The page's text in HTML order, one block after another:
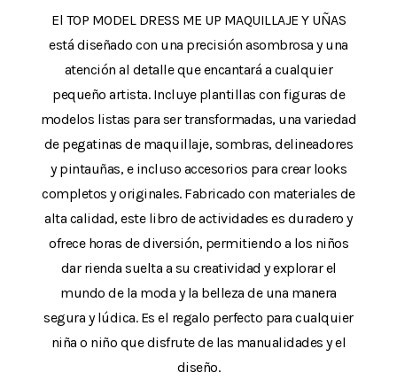
El TOP MODEL DRESS ME UP MAQUILLAJE Y UÑAS
está diseñado con una precisión asombrosa y una
atención al detalle que encantará a cualquier
pequeño artista. Incluye plantillas con figuras de
modelos listas para ser transformadas, una variedad
de pegatinas de maquillaje, sombras, delineadores
y pintauñas, e incluso accesorios para crear looks
completos y originales. Fabricado con materiales de
alta calidad, este libro de actividades es duradero y
ofrece horas de diversión, permitiendo a los niños
dar rienda suelta a su creatividad y explorar el
mundo de la moda y la belleza de una manera
segura y lúdica. Es el regalo perfecto para cualquier
niña o niño que disfrute de las manualidades y el
diseño.